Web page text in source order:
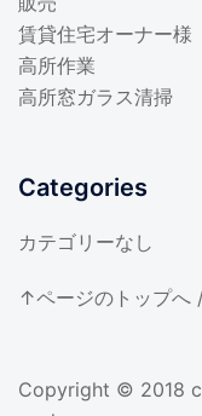
賃貸住宅オーナー様
高所作業
高所窓ガラス清掃
Categories
カテゴリーなし
↑ページのトップへ /
Copyright © 2018